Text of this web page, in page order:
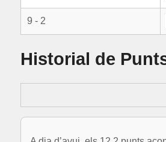
9 - 2
Historial de